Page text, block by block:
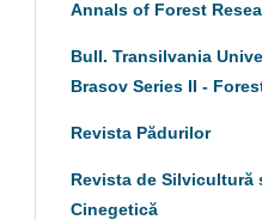
Annals of Forest
Bull. Transilvania
Brasov Series II -
Revista Pădurilor
Revista de Silvicultură
Cinegetică